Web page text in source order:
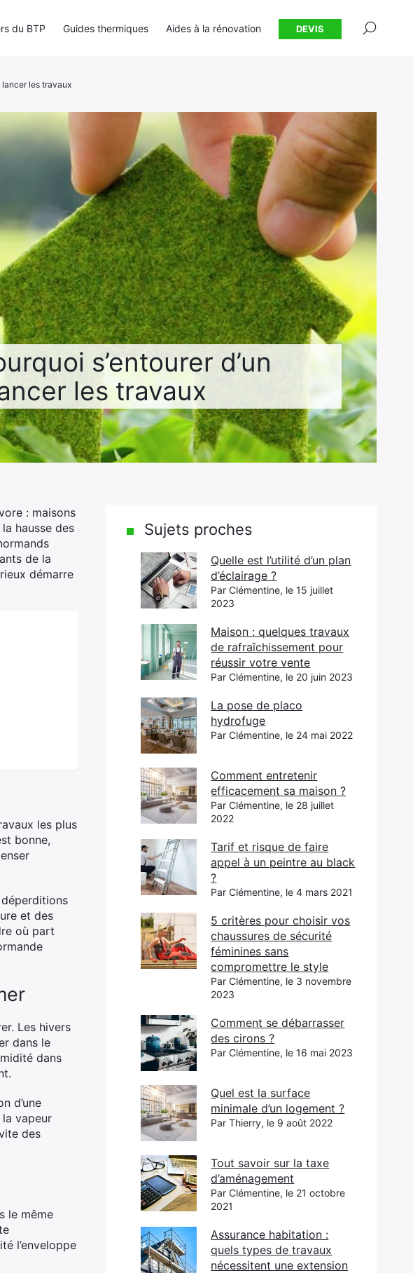
s’entourer d’un
les travaux
lancer les travaux
: maisons
hausse des
de la
démarre
les plus
bonne,
et des
où part
Les hivers
dans le
dans
d’une
vapeur
des
le même
l’enveloppe
Sujets proches
Quelle est l’utilité d’un plan
d’éclairage ?
Par Clémentine, le 15 juillet
2023
Maison : quelques travaux
de rafraîchissement pour
réussir votre vente
Par Clémentine, le 20 juin 2023
La pose de placo
hydrofuge
Par Clémentine, le 24 mai 2022
Comment entretenir
efficacement sa maison ?
Par Clémentine, le 28 juillet
2022
Tarif et risque de faire
appel à un peintre au black
?
Par Clémentine, le 4 mars 2021
5 critères pour choisir vos
chaussures de sécurité
féminines sans
compromettre le style
Par Clémentine, le 3 novembre
2023
Comment se débarrasser
des cirons ?
Par Clémentine, le 16 mai 2023
Quel est la surface
minimale d’un logement ?
Par Thierry, le 9 août 2022
Tout savoir sur la taxe
d’aménagement
Par Clémentine, le 21 octobre
2021
Assurance habitation :
quels types de travaux
nécessitent une extension
du BTP Guides thermiques Aides à la rénovation DEVIS